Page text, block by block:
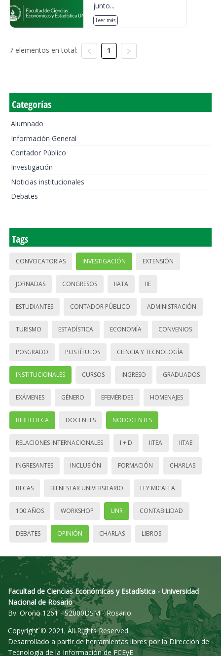
junto...
Leer más
7 elementos en total: 1
Categorías
Alumnado
Información General
Contador Público
Investigación
Noticias institucionales
Debates
Tags
CONVOCATORIAS INVESTIGACIÓN EXTENSIÓN
JORNADAS CONGRESOS IIATA IIE
ESTUDIANTES CONTADOR PÚBLICO ADMINISTRACIÓN
TURISMO ESTADÍSTICA ECONOMÍA CONVENIOS
POSGRADO POSTÍTULOS CIENCIA Y TECNOLOGÍA
INSTITUCIONALES CURSOS INGRESO GRADUADOS
EXÁMENES GÉNERO EFEMÉRIDES HOMENAJES
BIBLIOTECA DOCENTES NODOCENTES
RELACIONES INTERNACIONALES I + D IITEA IITAE
INGRESANTES INCLUSIÓN FORMACIÓN CHARLAS
BECAS BIENESTAR UNIVERSITARIO LEY MICAELA
100 AÑOS WORKSHOP UNR CONTABILIDAD
DEBATES OPINIÓN CHARLAS LIBROS
Facultad de Ciencias Económicas y Estadística - Universidad
Nacional de Rosario
Bv. Oroño 1261 - S2000DSM - Rosario
Copyright © 2021. All Rights Reserved.
Desarrollado a partir de herramientas libres por la Dirección de
Tecnología de la Información de FCEyE